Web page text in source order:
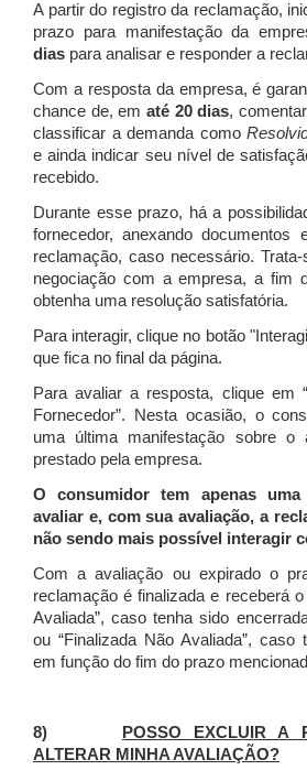
A partir do registro da reclamação,
prazo para manifestação da
dias para analisar e responder a
Com a resposta da empresa, é
chance de, em até 20 dias,
classificar a demanda como
e ainda indicar seu nível de
recebido.
Durante esse prazo, há a
fornecedor, anexando documentos
reclamação, caso necessário.
negociação com a empresa, a fim
obtenha uma resolução satisfatória.
Para interagir, clique no botão
que fica no final da página.
Para avaliar a resposta, clique em
Fornecedor”. Nesta ocasião, o
uma última manifestação sobre o
prestado pela empresa.
O consumidor tem apenas uma
avaliar e, com sua avaliação, a
não sendo mais possível interagir
Com a avaliação ou expirado o
reclamação é finalizada e receberá o
Avaliada”, caso tenha sido
ou “Finalizada Não Avaliada”, caso
em função do fim do prazo
8)
POSSO EXCLUIR A
ALTERAR MINHA AVALIAÇÃO?